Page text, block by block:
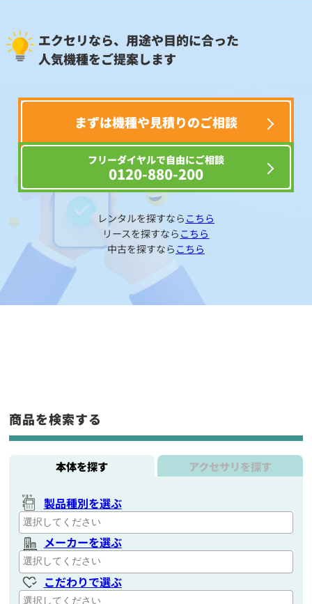
エクセリなら、用途や目的に合った
人気機種をご提案します
まずは機種や見積りのご相談
フリーダイヤルで自由にご相談
0120-880-200
レンタルを探すなら こちら
リースを探すなら こちら
中古を探すなら こちら
商品を検索する
本体を探す アクセサリを探す
製品種別を選ぶ
メーカーを選ぶ
こだわりで選ぶ